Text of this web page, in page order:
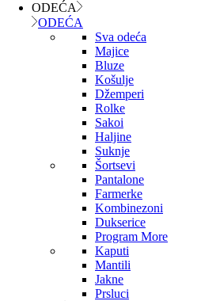
ODEĆA
ODEĆA
Sva odeća
Majice
Bluze
Košulje
Džemperi
Rolke
Sakoi
Haljine
Suknje
Šortsevi
Pantalone
Farmerke
Kombinezoni
Dukserice
Program More
Kaputi
Mantili
Jakne
Prsluci